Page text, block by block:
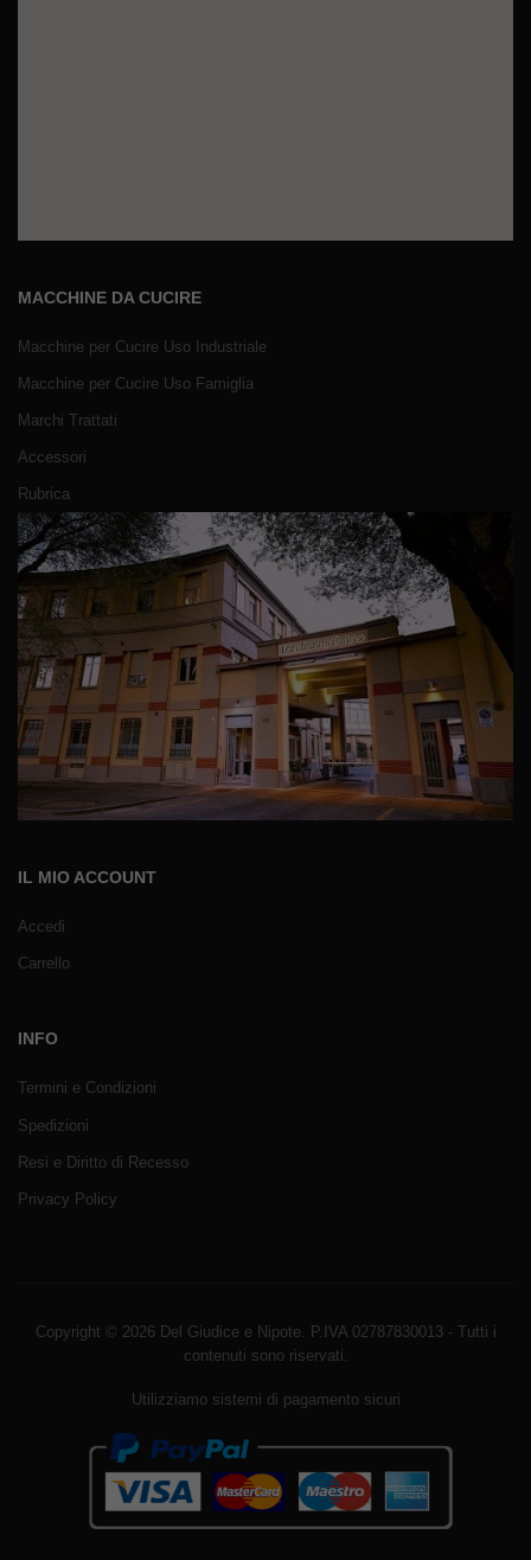
MACCHINE DA CUCIRE
Macchine per Cucire Uso Industriale
Macchine per Cucire Uso Famiglia
Marchi Trattati
Accessori
Rubrica
IL MIO ACCOUNT
Accedi
Carrello
INFO
Termini e Condizioni
Spedizioni
Resi e Diritto di Recesso
Privacy Policy
Copyright © 2026 Del Giudice e Nipote. P.IVA 02787830013 - Tutti i
contenuti sono riservati.
Utilizziamo sistemi di pagamento sicuri